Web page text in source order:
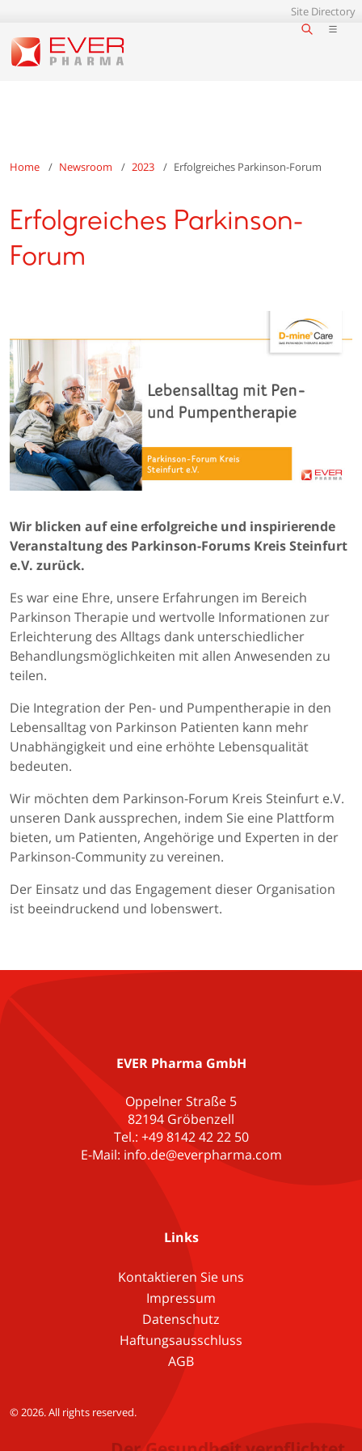
Site Directory
Home Newsroom 2023 Erfolgreiches Parkinson-Forum
Erfolgreiches Parkinson-
Forum
Wir blicken auf eine erfolgreiche und inspirierende
Veranstaltung des Parkinson-Forums Kreis Steinfurt
e.V. zurück.
Es war eine Ehre, unsere Erfahrungen im Bereich
Parkinson Therapie und wertvolle Informationen zur
Erleichterung des Alltags dank unterschiedlicher
Behandlungsmöglichkeiten mit allen Anwesenden zu
teilen.
Die Integration der Pen- und Pumpentherapie in den
Lebensalltag von Parkinson Patienten kann mehr
Unabhängigkeit und eine erhöhte Lebensqualität
bedeuten.
Wir möchten dem Parkinson-Forum Kreis Steinfurt e.V.
unseren Dank aussprechen, indem Sie eine Plattform
bieten, um Patienten, Angehörige und Experten in der
Parkinson-Community zu vereinen.
Der Einsatz und das Engagement dieser Organisation
ist beeindruckend und lobenswert.
EVER Pharma GmbH
Oppelner Straße 5
82194 Gröbenzell
Tel.: +49 8142 42 22 50
E-Mail: info.de@everpharma.com
Links
Kontaktieren Sie uns
Impressum
Datenschutz
Haftungsausschluss
AGB
© 2026. All rights reserved.